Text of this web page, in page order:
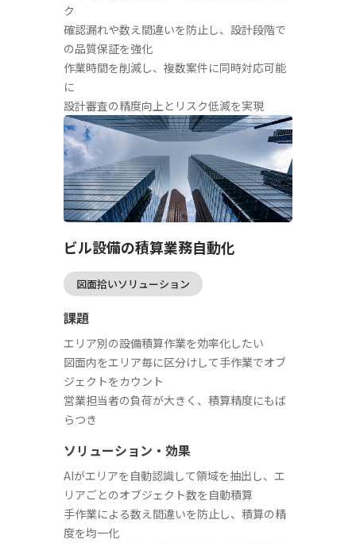
ク
確認漏れや数え間違いを防止し、設計段階で
の品質保証を強化
作業時間を削減し、複数案件に同時対応可能
に
設計審査の精度向上とリスク低減を実現
ビル設備の積算業務自動化
図面拾いソリューション
課題
エリア別の設備積算作業を効率化したい
図面内をエリア毎に区分けして手作業でオブ
ジェクトをカウント
営業担当者の負荷が大きく、積算精度にもば
らつき
ソリューション・効果
AIがエリアを自動認識して領域を抽出し、エ
リアごとのオブジェクト数を自動積算
手作業による数え間違いを防止し、積算の精
度を均一化